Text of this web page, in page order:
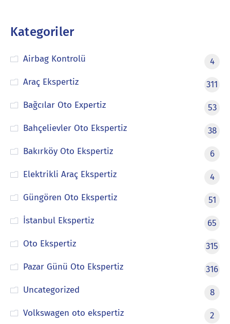
Kategoriler
Airbag Kontrolü
4
Araç Ekspertiz
311
Bağcılar Oto Expertiz
53
Bahçelievler Oto Ekspertiz
38
Bakırköy Oto Ekspertiz
6
Elektrikli Araç Ekspertiz
4
Güngören Oto Ekspertiz
51
İstanbul Ekspertiz
65
Oto Ekspertiz
315
Pazar Günü Oto Ekspertiz
316
Uncategorized
8
Volkswagen oto ekspertiz
2